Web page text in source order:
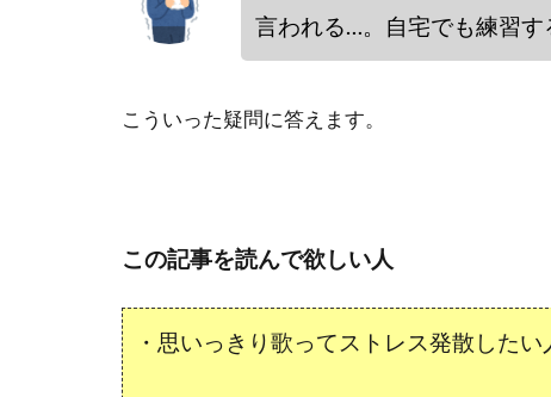
言われる…。自宅でも練習す
こういった疑問に答えます。
この記事を読んで欲しい人
・思いっきり歌ってストレス発散したい